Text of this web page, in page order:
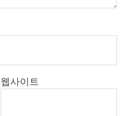
웹사이트